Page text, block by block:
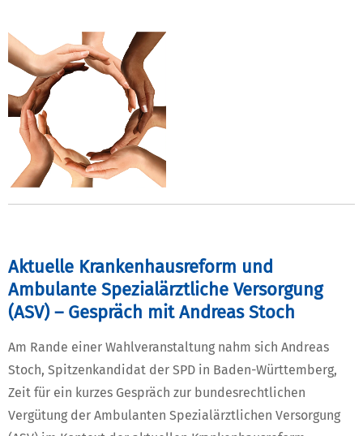
Aktuelle Krankenhausreform und
Ambulante Spezialärztliche Versorgung
(ASV) – Gespräch mit Andreas Stoch
Am Rande einer Wahlveranstaltung nahm sich Andreas
Stoch, Spitzenkandidat der SPD in Baden-Württemberg,
Zeit für ein kurzes Gespräch zur bundesrechtlichen
Vergütung der Ambulanten Spezialärztlichen Versorgung